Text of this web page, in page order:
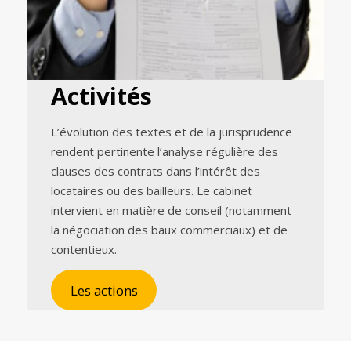
Activités
L’évolution des textes et de la jurisprudence
rendent pertinente l’analyse régulière des
clauses des contrats dans l’intérêt des
locataires ou des bailleurs. Le cabinet
intervient en matière de conseil (notamment
la négociation des baux commerciaux) et de
contentieux.
Les actions